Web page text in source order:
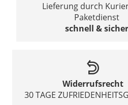
Lieferung durch
Paketdienst
schnell & sicher
Widerrufsrecht
30 TAGE